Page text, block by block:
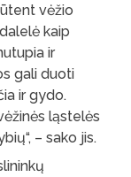
vėžio
kaip
ir
gali duoti
ir gydo.
ląstelės
– sako jis.